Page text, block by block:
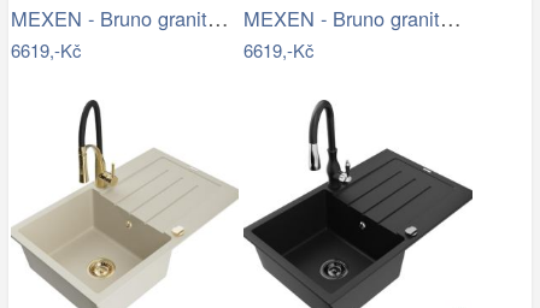
MEXEN - Bruno granitový dřez s…
6619,-Kč
MEXEN - Bruno granitový dřez s…
6619,-Kč